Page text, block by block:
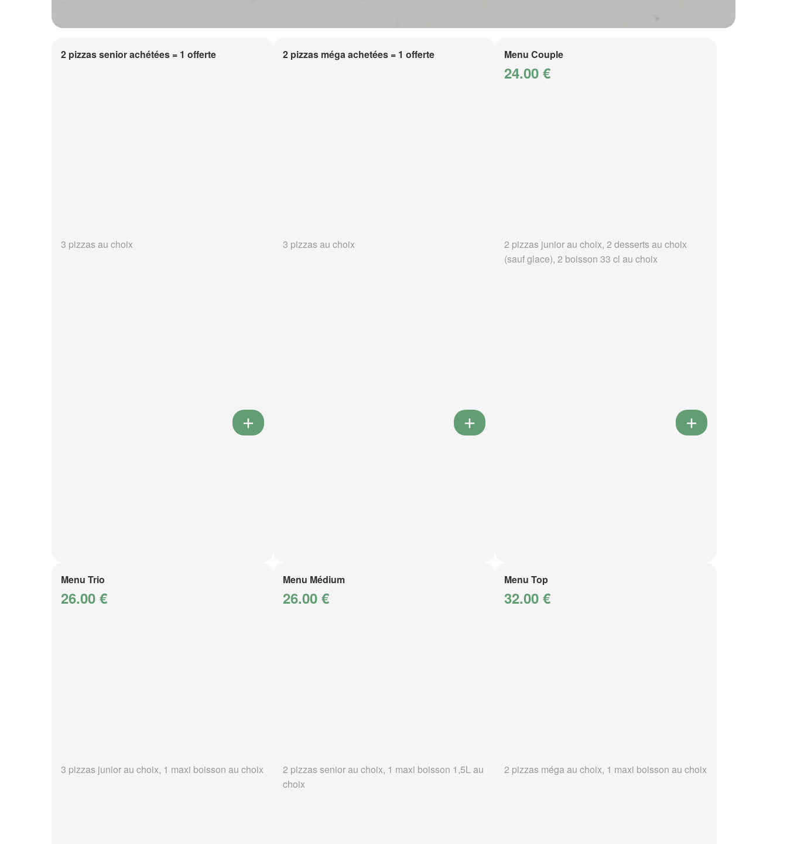
2 pizzas senior achétées = 1 offerte
3 pizzas au choix
2 pizzas méga achetées = 1 offerte
3 pizzas au choix
Menu Couple
24.00 €
2 pizzas junior au choix, 2 desserts au choix
(sauf glace), 2 boisson 33 cl au choix
Menu Trio
26.00 €
3 pizzas junior au choix, 1 maxi boisson au choix
Menu Médium
26.00 €
2 pizzas senior au choix, 1 maxi boisson 1,5L au
choix
Menu Top
32.00 €
2 pizzas méga au choix, 1 maxi boisson au choix